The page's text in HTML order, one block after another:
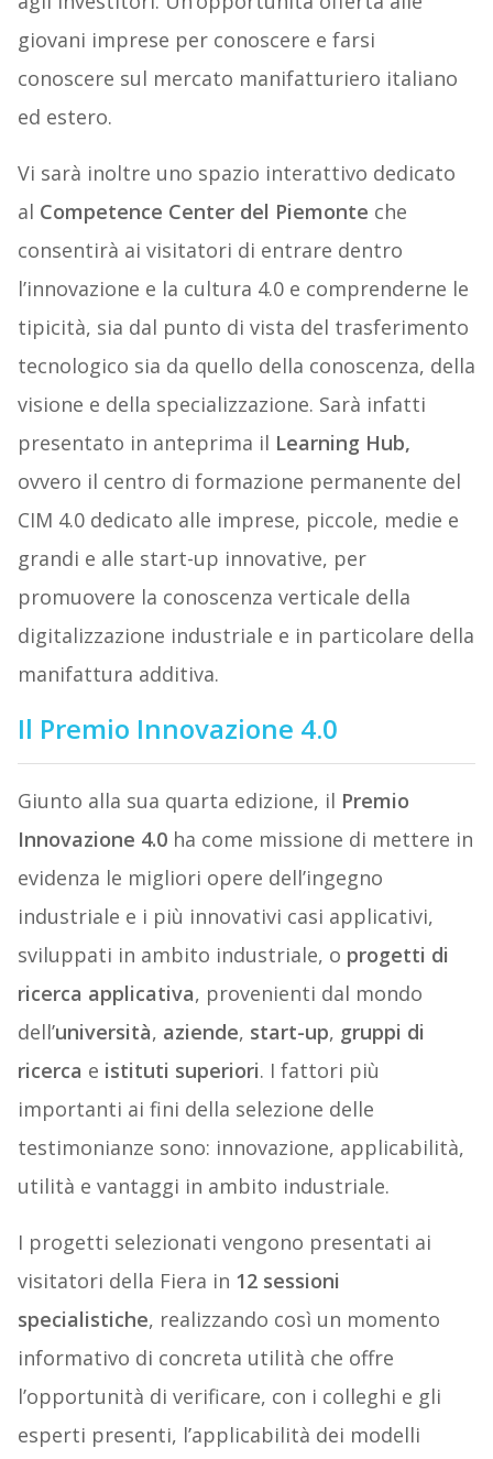
giovani imprese per conoscere e farsi
conoscere sul mercato manifatturiero italiano
ed estero.
Vi sarà inoltre uno spazio interattivo dedicato
al Competence Center del Piemonte che
consentirà ai visitatori di entrare dentro
l’innovazione e la cultura 4.0 e comprenderne le
tipicità, sia dal punto di vista del trasferimento
tecnologico sia da quello della conoscenza, della
visione e della specializzazione. Sarà infatti
presentato in anteprima il Learning Hub,
ovvero il centro di formazione permanente del
CIM 4.0 dedicato alle imprese, piccole, medie e
grandi e alle start-up innovative, per
promuovere la conoscenza verticale della
digitalizzazione industriale e in particolare della
manifattura additiva.
Il Premio Innovazione 4.0
Giunto alla sua quarta edizione, il Premio
Innovazione 4.0 ha come missione di mettere in
evidenza le migliori opere dell’ingegno
industriale e i più innovativi casi applicativi,
sviluppati in ambito industriale, o progetti di
ricerca applicativa, provenienti dal mondo
dell’università, aziende, start-up, gruppi di
ricerca e istituti superiori. I fattori più
importanti ai fini della selezione delle
testimonianze sono: innovazione, applicabilità,
utilità e vantaggi in ambito industriale.
I progetti selezionati vengono presentati ai
visitatori della Fiera in 12 sessioni
specialistiche, realizzando così un momento
informativo di concreta utilità che offre
l’opportunità di verificare, con i colleghi e gli
esperti presenti, l’applicabilità dei modelli